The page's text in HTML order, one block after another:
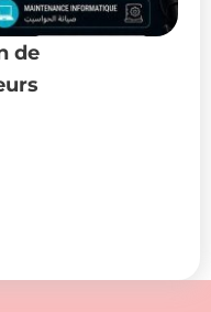
de